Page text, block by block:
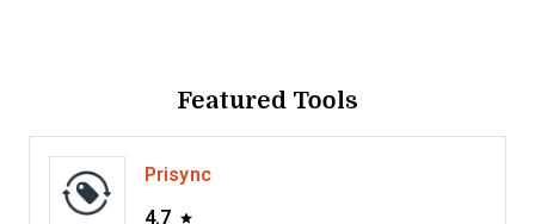
Featured Tools
Prisync
4.7